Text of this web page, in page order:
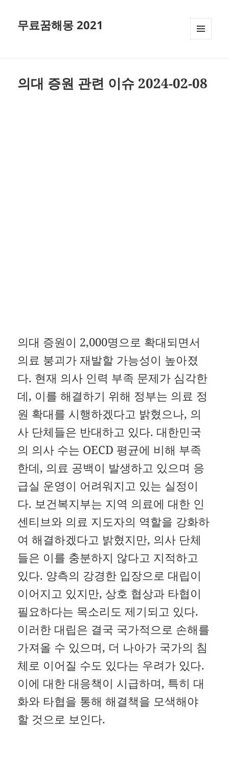
무료꿈해몽 2021
의대 증원 관련 이슈 2024-02-08
의대 증원이 2,000명으로 확대되면서
의료 붕괴가 재발할 가능성이 높아졌
다. 현재 의사 인력 부족 문제가 심각한
데, 이를 해결하기 위해 정부는 의료 정
원 확대를 시행하겠다고 밝혔으나, 의
사 단체들은 반대하고 있다. 대한민국
의 의사 수는 OECD 평균에 비해 부족
한데, 의료 공백이 발생하고 있으며 응
급실 운영이 어려워지고 있는 실정이
다. 보건복지부는 지역 의료에 대한 인
센티브와 의료 지도자의 역할을 강화하
여 해결하겠다고 밝혔지만, 의사 단체
들은 이를 충분하지 않다고 지적하고
있다. 양측의 강경한 입장으로 대립이
이어지고 있지만, 상호 협상과 타협이
필요하다는 목소리도 제기되고 있다.
이러한 대립은 결국 국가적으로 손해를
가져올 수 있으며, 더 나아가 국가의 침
체로 이어질 수도 있다는 우려가 있다.
이에 대한 대응책이 시급하며, 특히 대
화와 타협을 통해 해결책을 모색해야
할 것으로 보인다.